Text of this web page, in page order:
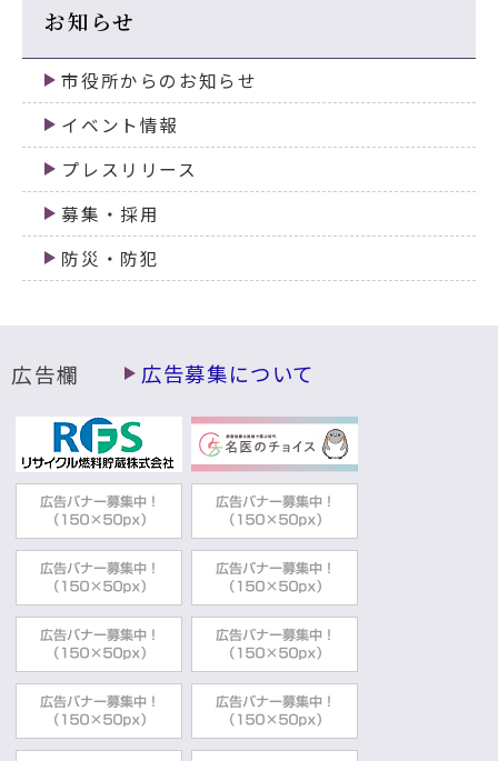
お知らせ
市役所からのお知らせ
イベント情報
プレスリリース
募集・採用
防災・防犯
広告欄 広告募集について